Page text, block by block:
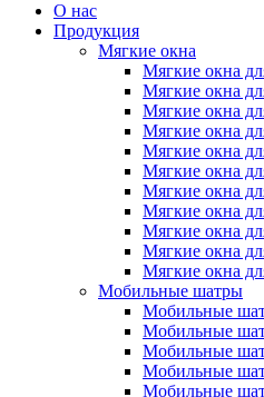
О нас
Продукция
Мягкие окна
Мягкие окна
Мягкие окна
Мягкие окна
Мягкие окна
Мягкие окна
Мягкие окна
Мягкие окна
Мягкие окна
Мягкие окна
Мягкие окна
Мягкие окна
Мобильные шатры
Мобильные
Мобильные
Мобильные
Мобильные
Мобильные